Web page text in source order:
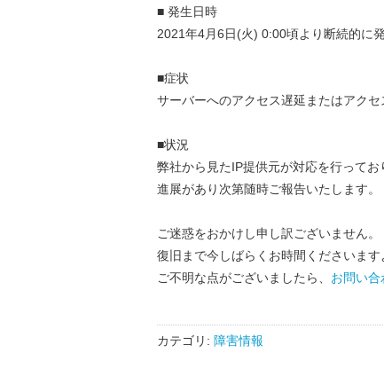
■ 発生日時
2021年4月6日(火) 0:00頃より断続的に
■症状
サーバーへのアクセス遅延またはアクセ
■状況
弊社から見たIP提供元が対応を行ってお
進展があり次第随時ご報告いたします。
ご迷惑をおかけし申し訳ございません。
復旧まで今しばらくお時間くださいます
ご不明な点がございましたら、 お問い合
カテゴリ: 障害情報